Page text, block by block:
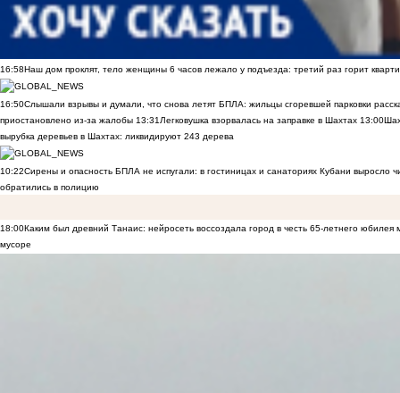
16:58Наш дом проклят, тело женщины 6 часов лежало у подъезда: третий раз горит
16:50Слышали взрывы и думали, что снова летят БПЛА: жильцы сгоревшей парковки
приостановлено из-за жалобы 13:31Легковушка взорвалась на заправке в Шахтах 13:00
вырубка деревьев в Шахтах: ликвидируют 243 дерева
10:22Сирены и опасность БПЛА не испугали: в гостиницах и санаториях Кубани выросло
обратились в полицию
18:00Каким был древний Танаис: нейросеть воссоздала город в честь 65-летнего юбилея
мусоре